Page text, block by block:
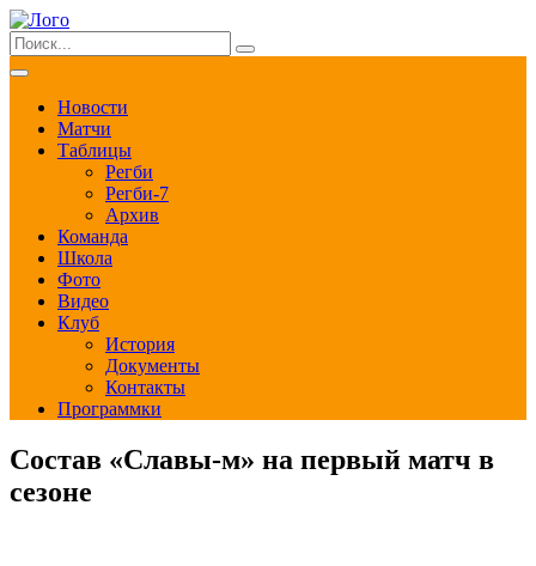
Новости
Матчи
Таблицы
Регби
Регби-7
Архив
Команда
Школа
Фото
Видео
Клуб
История
Документы
Контакты
Программки
Состав «Славы-м» на первый матч в
сезоне